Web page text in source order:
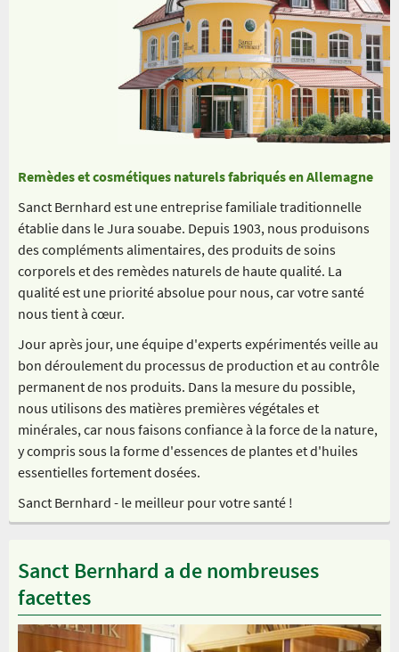
Remèdes et cosmétiques naturels fabriqués en Allemagne
Sanct Bernhard est une entreprise familiale traditionnelle
établie dans le Jura souabe. Depuis 1903, nous produisons
des compléments alimentaires, des produits de soins
corporels et des remèdes naturels de haute qualité. La
qualité est une priorité absolue pour nous, car votre santé
nous tient à cœur.
Jour après jour, une équipe d'experts expérimentés veille au
bon déroulement du processus de production et au contrôle
permanent de nos produits. Dans la mesure du possible,
nous utilisons des matières premières végétales et
minérales, car nous faisons confiance à la force de la nature,
y compris sous la forme d'essences de plantes et d'huiles
essentielles fortement dosées.
Sanct Bernhard - le meilleur pour votre santé !
Sanct Bernhard a de nombreuses
facettes